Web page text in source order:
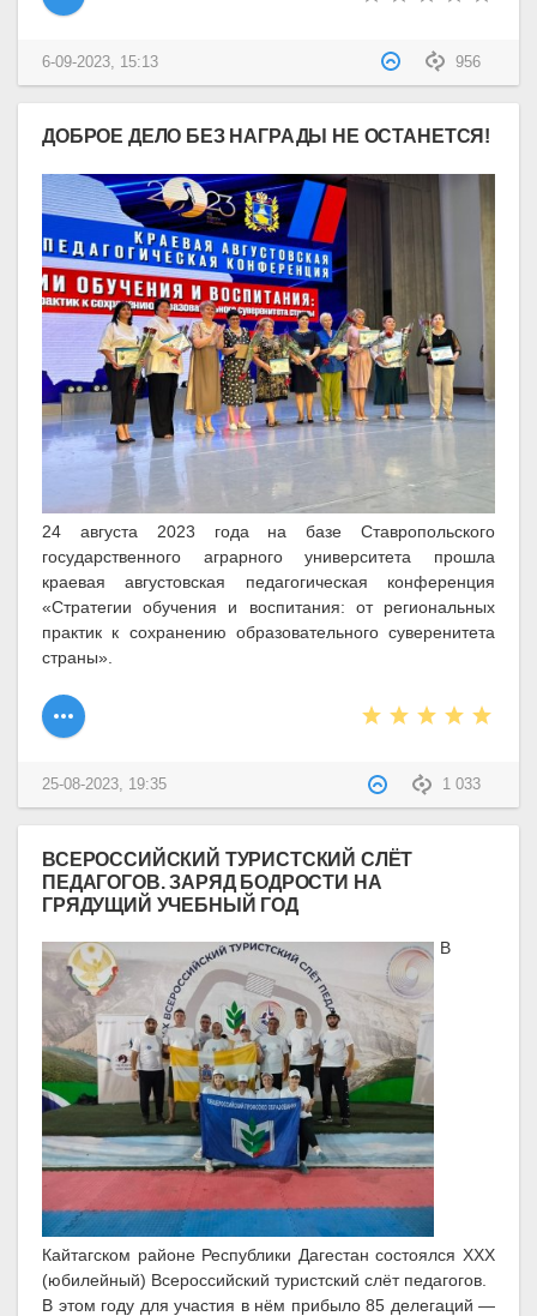
956
6-09-2023, 15:13
ДОБРОЕ ДЕЛО БЕЗ НАГРАДЫ НЕ ОСТАНЕТСЯ!
24 августа 2023 года на базе Ставропольского
государственного аграрного университета прошла
краевая августовская педагогическая конференция
«Стратегии обучения и воспитания: от региональных
практик к сохранению образовательного суверенитета
страны».
1 033
25-08-2023, 19:35
ВСЕРОССИЙСКИЙ ТУРИСТСКИЙ СЛЁТ
ПЕДАГОГОВ. ЗАРЯД БОДРОСТИ НА
ГРЯДУЩИЙ УЧЕБНЫЙ ГОД
В
Кайтагском районе Республики Дагестан состоялся ХХХ
(юбилейный) Всероссийский туристский слёт педагогов.
В этом году для участия в нём прибыло 85 делегаций —